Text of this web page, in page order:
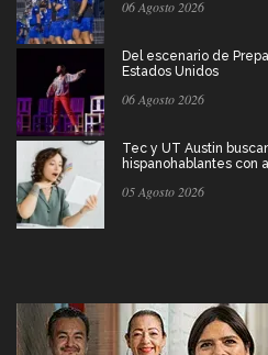
06 Agosto 2026
Del escenario de
Estados Unidos
06 Agosto 2026
Tec y UT Austin
hispanohablantes con
05 Agosto 2026